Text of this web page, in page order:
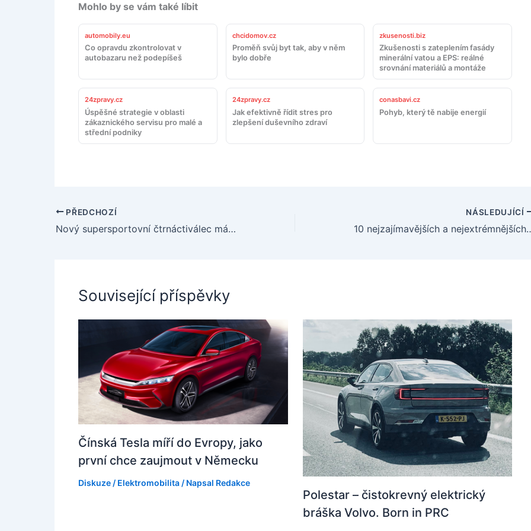
Mohlo by se vám také líbit
automobily.eu
Co opravdu zkontrolovat v
autobazaru než podepíšeš
chcidomov.cz
Proměň svůj byt tak, aby v něm
bylo dobře
zkusenosti.biz
Zkušenosti s zateplením fasády
minerální vatou a EPS: reálné
srovnání materiálů a montáže
24zpravy.cz
Úspěšné strategie v oblasti
zákaznického servisu pro malé a
střední podniky
24zpravy.cz
Jak efektivně řídit stres pro
zlepšení duševního zdraví
conasbavi.cz
Pohyb, který tě nabije energií
PŘEDCHOZÍ
Nový supersportovní čtrnáctiválec má takový zvuk, že tě z toho pitvy omdlí!
NÁSLEDUJÍCÍ
10 nejzajímavějších a
Související příspěvky
Čínská Tesla míří do Evropy, jako
první chce zaujmout v Německu
Diskuze / Elektromobilita / Napsal Redakce
Polestar – čistokrevný elektrický
bráška Volvo. Born in PRC